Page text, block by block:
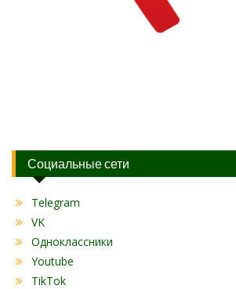
Социальные сети
Telegram
VK
Одноклассники
Youtube
TikTok